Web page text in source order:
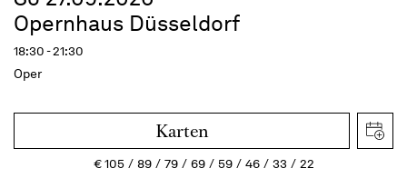
Opernhaus Düsseldorf
18:30 - 21:30
Oper
Karten
€105 89 79 69 59 46 33 22